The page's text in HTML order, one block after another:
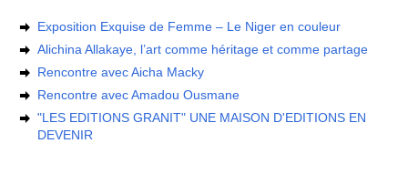
Exposition Exquise de Femme – Le Niger en couleur
Alichina Allakaye, l’art comme héritage et comme partage
Rencontre avec Aicha Macky
Rencontre avec Amadou Ousmane
"LES EDITIONS GRANIT" UNE MAISON D'EDITIONS EN
DEVENIR